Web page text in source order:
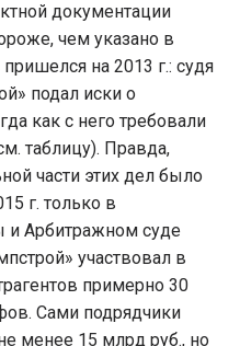
документации
чем указано в
на 2013 г.: судя
подал иски о
как с него требовали
таблицу). Правда,
части этих дел было
г. только в
Арбитражном суде
участвовал в
примерно 30
Сами подрядчики
менее 15 млрд руб., но